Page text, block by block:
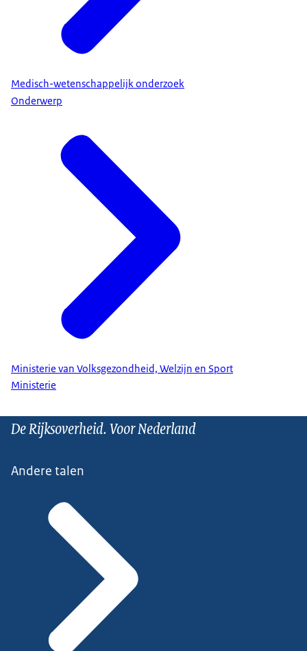
Medisch-wetenschappelijk onderzoek
Onderwerp
Ministerie van Volksgezondheid, Welzijn en Sport
Ministerie
De Rijksoverheid. Voor Nederland
Andere talen